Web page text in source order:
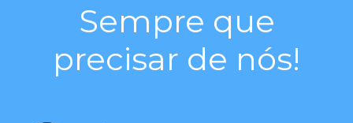
Sempre que
precisar de nós!